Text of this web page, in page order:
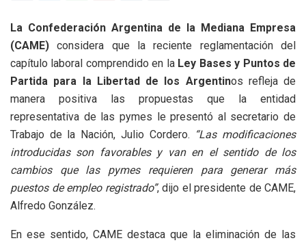
La Confederación Argentina de la Mediana Empresa
(CAME) considera que la reciente reglamentación del
capítulo laboral comprendido en la Ley Bases y Puntos de
Partida para la Libertad de los Argentinos refleja de
manera positiva las propuestas que la entidad
representativa de las pymes le presentó al secretario de
Trabajo de la Nación, Julio Cordero. “Las modificaciones
introducidas son favorables y van en el sentido de los
cambios que las pymes requieren para generar más
puestos de empleo registrado”, dijo el presidente de CAME,
Alfredo González.
En ese sentido, CAME destaca que la eliminación de las